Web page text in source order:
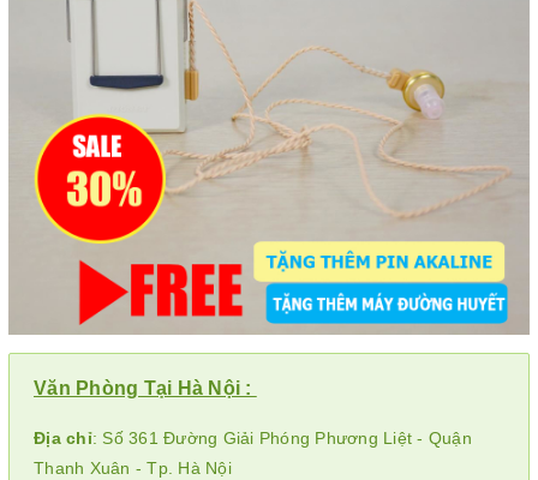
Văn Phòng Tại Hà Nội :
Địa chỉ: Số 361 Đường Giải Phóng Phương Liệt - Quận
Thanh Xuân - Tp. Hà Nội